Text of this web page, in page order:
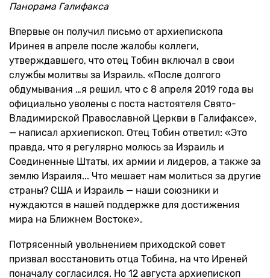
Панорама Галифакса
Впервые он получил письмо от архиепископа
Иринея в апреле после жалобы коллеги,
утверждавшего, что отец Тобин включал в свои
службы молитвы за Израиль. «После долгого
обдумывания …я решил, что с 8 апреля 2019 года вы
официально уволены с поста настоятеля Свято-
Владимирской Православной Церкви в Галифаксе»,
— написал архиепископ. Отец Тобин ответил: «Это
правда, что я регулярно молюсь за Израиль и
Соединенные Штаты, их армии и лидеров, а также за
землю Израиля... Что мешает нам молиться за другие
страны? США и Израиль — наши союзники и
нуждаются в нашей поддержке для достижения
мира на Ближнем Востоке».
Потрясенный увольнением приходской совет
призвал восстановить отца Тобина, на что Иреней
поначалу согласился. Но 12 августа архиепископ